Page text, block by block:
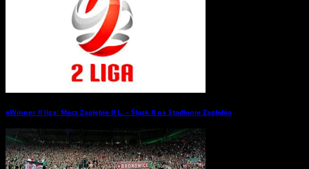
eWinner II liga: Mecz Zagłębie II L. – Śląsk II na Stadionie Zagłębia